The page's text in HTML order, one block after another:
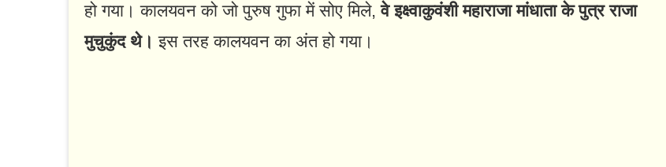
हो गया। कालयवन को जो पुरुष गुफा में सोए मिले,वे इक्ष्वाकुवंशी महाराजा मांधाता के पुत्र राजा
मुचुकुंद थे। इस तरह कालयवन का अंत हो गया।